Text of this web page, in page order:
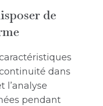
de
dans
l’analyse
pendant